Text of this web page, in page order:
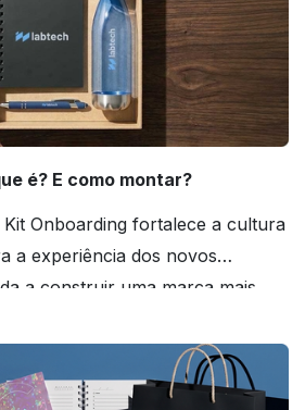
é? E como montar?
Onboarding fortalece a cultura
a experiência dos novos
a construir uma marca mais